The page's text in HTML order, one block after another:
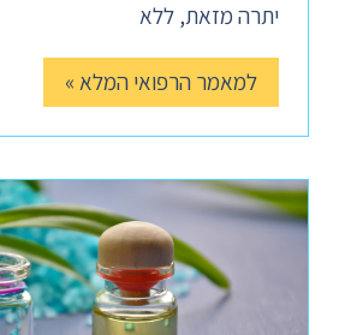
יתרה מזאת, ללא
למאמר הרפואי המלא »